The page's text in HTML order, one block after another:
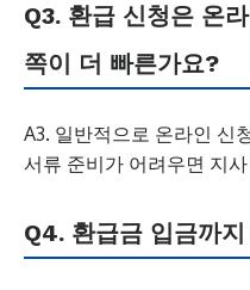
Q3. 환급 신청은 온
쪽이 더 빠른가요?
A3. 일반적으로 온라인 신
서류 준비가 어려우면 지
Q4. 환급금 입금까